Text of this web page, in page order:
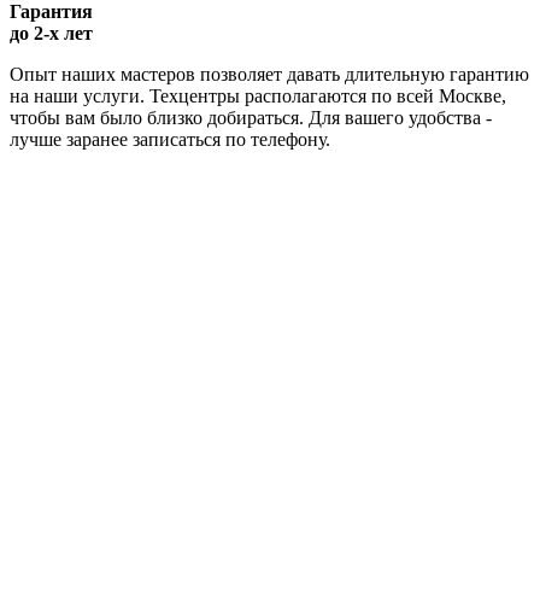
Гарантия
до 2-х лет
Опыт наших мастеров позволяет давать длительную гарантию
на наши услуги. Техцентры располагаются по всей Москве,
чтобы вам было близко добираться. Для вашего удобства -
лучше заранее записаться по телефону.